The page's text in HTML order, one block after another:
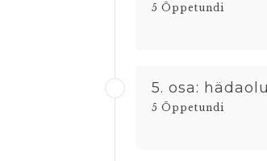
5 Õppetundi
5. osa:
5 Õppetundi